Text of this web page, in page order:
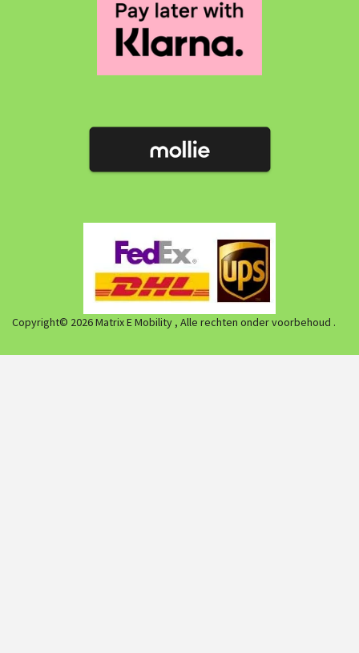
Copyright© 2026 Matrix E Mobility , Alle rechten onder voorbehoud .